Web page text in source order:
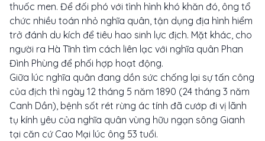
thuốc men. Để đối phó với tình hình khó khăn đó, ông tổ
chức nhiều toán nhỏ nghĩa quân, tận dụng địa hình hiểm
trở đánh du kích để tiêu hao sinh lực địch. Mặt khác, cho
người ra Hà Tĩnh tìm cách liên lạc với nghĩa quân Phan
Đình Phùng để phối hợp hoạt động.
Giữa lúc nghĩa quân đang dồn sức chống lại sự tấn công
của địch thì ngày 12 tháng 5 năm 1890 (24 tháng 3 năm
Canh Dần), bệnh sốt rét rừng ác tính đã cướp đi vị lãnh
tụ kính yêu của nghĩa quân vùng hữu ngạn sông Gianh
tại căn cứ Cao Mại lúc ông 53 tuổi.